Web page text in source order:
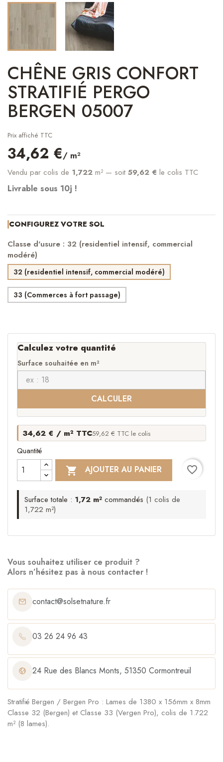
CHÊNE GRIS CONFORT
STRATIFIÉ PERGO
BERGEN 05007
Prix affiché TTC
34,62 €/ m²
Vendu par colis de 1,722 m² — soit 59,62 € le colis TTC
Livrable sous 10j !
CONFIGUREZ VOTRE SOL
Classe d'usure : 32 (residentiel intensif, commercial
modéré)
32 (residentiel intensif, commercial modéré)
33 (Commerces à fort passage)
Calculez votre quantité
Surface souhaitée en m²
CALCULER
34,62 € / m² TTC59,62 € TTC le colis
Quantité
 AJOUTER AU PANIER favorite_border
Surface totale : 1,72 m²commandés (1 colis de
1,722 m²)
Vous souhaitez utiliser ce produit ?
Alors n’hésitez pas à nous contacter !
contact@solsetnature.fr
03 26 24 96 43
24 Rue des Blancs Monts, 51350 Cormontreuil
Stratifié Bergen / Bergen Pro : Lames de 1380 x 156mm x 8mm
Classe 32 (Bergen) et Classe 33 (Vergen Pro), colis de 1.722
m² (8 lames).